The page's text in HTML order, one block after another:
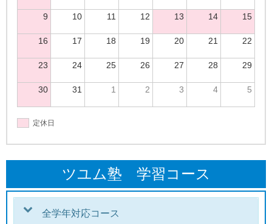
9 10 11 12 13 14 15
16 17 18 19 20 21 22
23 24 25 26 27 28 29
30 31 1 2 3 4 5
定休日
ツユム塾 学習コース
全学年対応コース